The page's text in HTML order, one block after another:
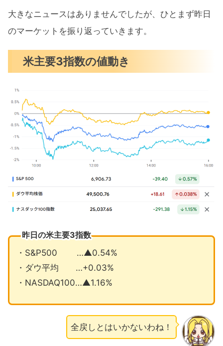
S&P500ヒートマップ
セクター別パフォーマンス
S&P500チャート分析
米国市場のトピックス
米イラン核協議トランプ氏の合意期限
迫る
世界のスマホ市場メモリ不足で13％減
少へ
2月の注目イベントについて
まとめ
大きなニュースはありませんでしたが、ひとまず昨日
のマーケットを振り返っていきます。
米主要3指数の値動き
昨日の米主要3指数
・S&P500 …▲0.54%
・ダウ平均 …+0.03%
・NASDAQ100…▲1.16%
全戻しとはいかないわね！